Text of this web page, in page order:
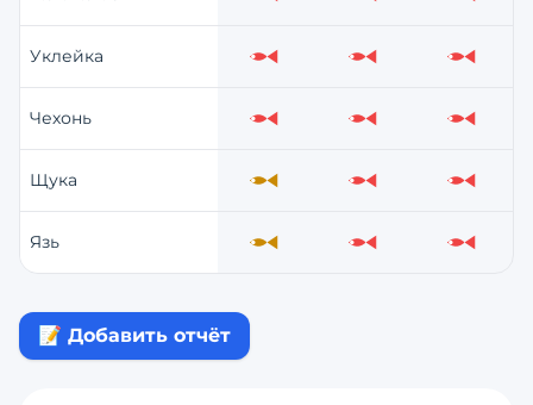
Слабо Слабо Слабо
Уклейка Слабо Слабо Слабо
Чехонь Слабо Слабо Слабо
Щука Средне Слабо Слабо
Язь Средне Слабо Слабо
📝 Добавить отчёт